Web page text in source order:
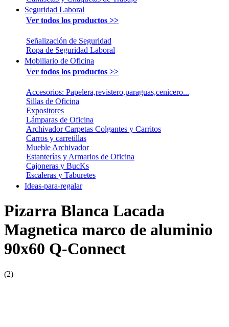
Seguridad Laboral
Ver todos los productos >>
Señalización de Seguridad
Ropa de Seguridad Laboral
Mobiliario de Oficina
Ver todos los productos >>
Accesorios: Papelera,revistero,paraguas,cenicero...
Sillas de Oficina
Expositores
Lámparas de Oficina
Archivador Carpetas Colgantes y Carritos
Carros y carretillas
Mueble Archivador
Estanterías y Armarios de Oficina
Cajoneras y BucKs
Escaleras y Taburetes
Ideas-para-regalar
Pizarra Blanca Lacada
Magnetica marco de aluminio
90x60 Q-Connect
(2)